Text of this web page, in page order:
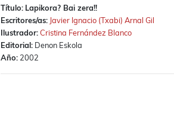
Título: Lapikora? Bai zera!!
Escritores/as: Javier Ignacio (Txabi) Arnal Gil
Ilustrador:Cristina Fernández Blanco
Editorial: Denon Eskola
Año: 2002